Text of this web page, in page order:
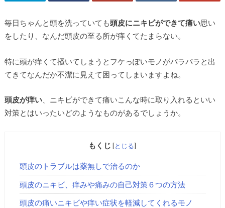
毎日ちゃんと頭を洗っていても頭皮にニキビができて痛い思い
をしたり、なんだ頭皮の至る所が痒くてたまらない。
特に頭が痒くて掻いてしまうとフケっぽいモノがパラパラと出
てきてなんだか不潔に見えて困ってしまいますよね。
頭皮が痒い、ニキビができて痛いこんな時に取り入れるといい
対策とはいったいどのようなものがあるでしょうか。
もくじ [とじる]
頭皮のトラブルは薬無しで治るのか
頭皮のニキビ、痒みや痛みの自己対策６つの方法
頭皮の痛いニキビや痒い症状を軽減してくれるモノ